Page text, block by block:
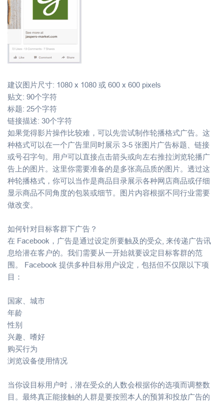
建议图片尺寸: 1080 x 1080 或 600 x 600 pixels
贴文: 90个字符
标题: 25个字符
链接描述: 30个字符
如果觉得影片操作比较难，可以先尝试制作轮播格式广告。这
种格式可以在一个广告里同时展示 3-5 张图片广告标题、链接
或号召字句。用户可以直接点击箭头或向左右推拉浏览轮播广
告上的图片。这里你需要准备的是多张高品质的图片。透过这
种轮播格式，你可以当作是商品目录展示各种网店商品或仔细
显示商品不同角度的包装或细节。图片内容根据不同行业需要
做改变。
如何针对目标客群下广告？
在 Facebook，广告是通过设定所要触及的受众, 来传递广告讯
息给潜在客户的。我们需要从一开始就要设定目标客群的范
围。 Facebook 提供多种目标用户设定，包括但不仅限以下项
目：
国家、城市
年龄
性别
兴趣、嗜好
购买行为
浏览设备使用情况
当你设目标用户时，潜在受众的人数会根据你的选项而调整数
目。最终真正能接触的人群是要按照本人的预算和投放广告的